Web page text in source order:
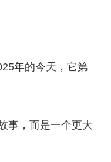
年的今天，它第
事，而是一个更大